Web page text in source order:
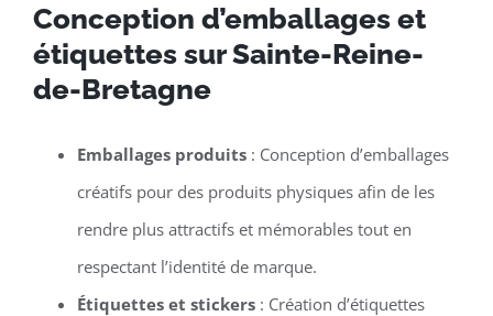
Conception d’emballages et
étiquettes sur Sainte-Reine-
de-Bretagne
Emballages produits: Conception d’emballages
créatifs pour des produits physiques afin de les
rendre plus attractifs et mémorables tout en
respectant l’identité de marque.
Étiquettes et stickers: Création d’étiquettes